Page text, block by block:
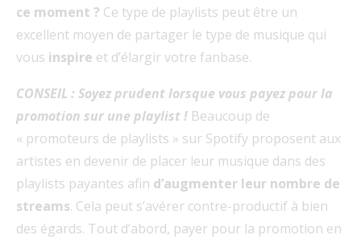
ce moment ? Ce type de playlists peut être un
excellent moyen de partager le type de musique qui
vous inspire et d’élargir votre fanbase.
CONSEIL : Soyez prudent lorsque vous payez pour la
promotion sur une playlist! Beaucoup de
« promoteurs de playlists » sur Spotify proposent aux
artistes en devenir de placer leur musique dans des
playlists payantes afin d’augmenter leur nombre de
streams. Cela peut s’avérer contre-productif à bien
des égards. Tout d’abord, payer pour la promotion en